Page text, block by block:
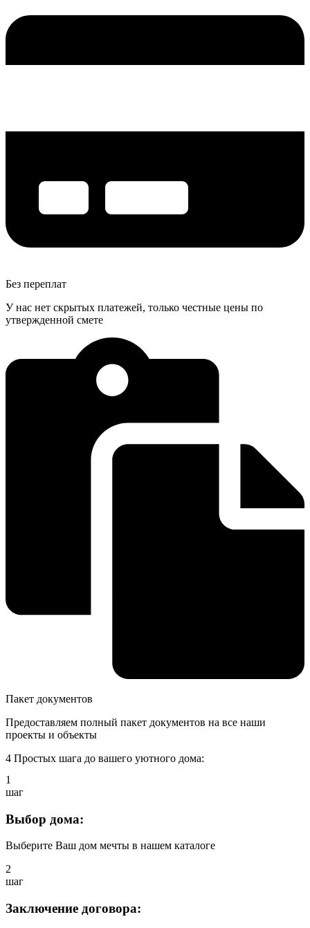
Без переплат
У нас нет скрытых платежей, только честные цены по
утвержденной смете
Пакет документов
Предоставляем полный пакет документов на все наши
проекты и объекты
4 Простых шага до вашего уютного дома:
1
шаг
Выбор дома:
Выберите Ваш дом мечты в нашем каталоге
2
шаг
Заключение договора: